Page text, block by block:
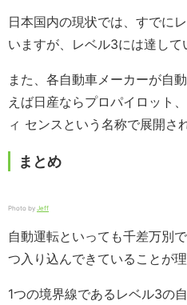
日本国内の現状では、すでに
いますが、レベル3には達して
また、各自動車メーカーが自
えば日産ならプロパイロット
ィ センスという名称で展開さ
まとめ
Photo by Jeff
自動運転といっても千差万別
つ入り込んできていることが
1つの境界線であるレベル3の